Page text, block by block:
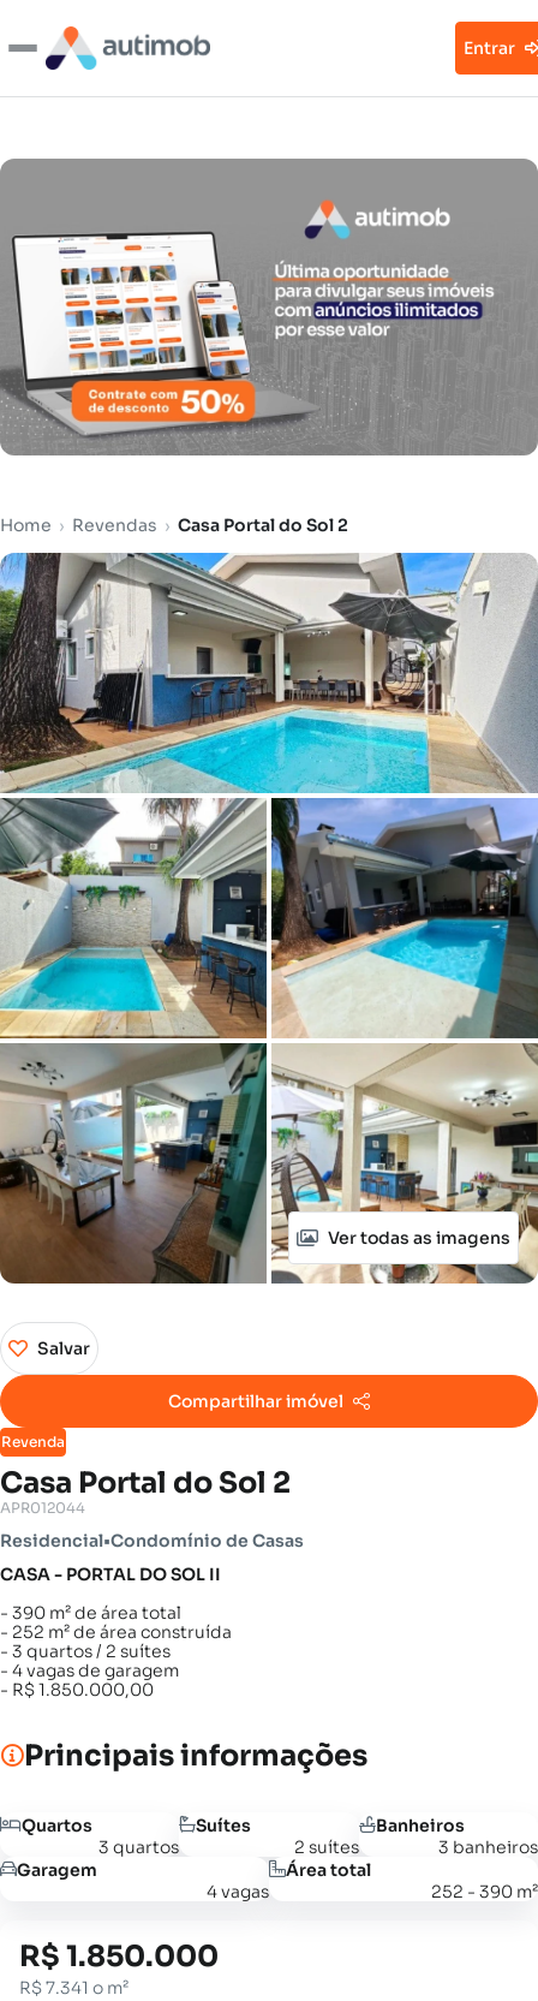
Entrar
Home › Revendas › Casa Portal do Sol 2
Ver todas as imagens
Revenda
Casa Portal do Sol 2
Salvar
Compartilhar imóvel
APR012044
Residencial•Condomínio de Casas
CASA - PORTAL DO SOL II
- 390 m² de área total
- 252 m² de área construída
- 3 quartos / 2 suítes
- 4 vagas de garagem
- R$ 1.850.000,00
Principais informações
Quartos
3 quartos
Suítes
2 suítes
Banheiros
3 banheiros
Garagem
4 vagas
Área total
252 - 390 m²
R$ 1.850.000
R$ 7.341 o m²